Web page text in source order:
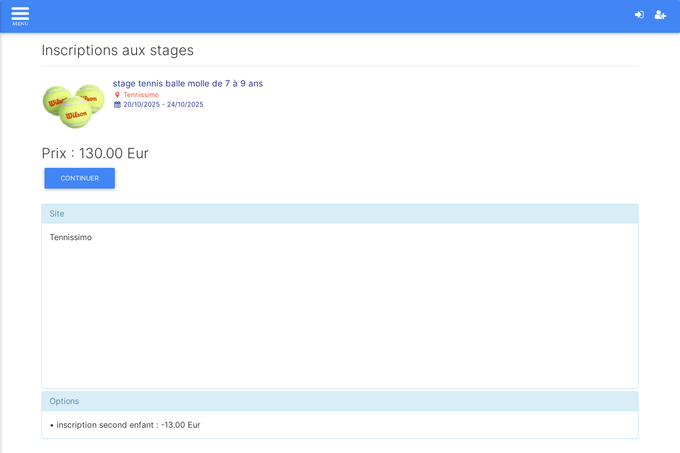
Inscriptions aux stages
stage tennis balle molle de 7 à 9 ans
Tennissimo
20/10/2025 - 24/10/2025
Prix : 130.00 Eur
CONTINUER
Site
Tennissimo
Options
• inscription second enfant : -13.00 Eur